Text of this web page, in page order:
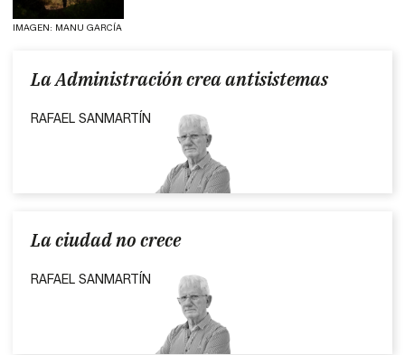
IMAGEN: MANU GARCÍA
La Administración crea antisistemas
RAFAEL SANMARTÍN
La ciudad no crece
RAFAEL SANMARTÍN